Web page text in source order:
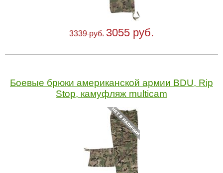
3339 руб. 3055 руб.
Боевые брюки американской армии BDU, Rip
Stop, камуфляж multicam